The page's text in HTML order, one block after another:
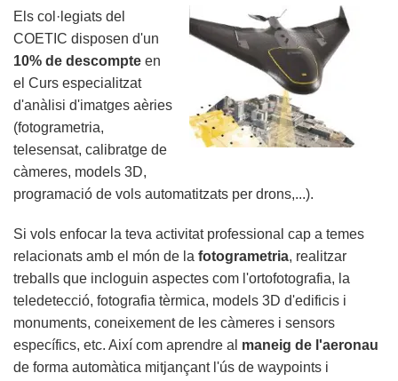
la
UOC
per
als
membres
del
COETIC
Els col·legiats del
COETIC disposen d'un
10% de descompte en
el Curs especialitzat
d'anàlisi d'imatges aèries
(fotogrametria,
telesensat, calibratge de
càmeres, models 3D,
programació de vols automatitzats per drons,...).
Si vols enfocar la teva activitat professional cap a temes
relacionats amb el món de la fotogrametria, realitzar
treballs que incloguin aspectes com l'ortofotografia, la
teledetecció, fotografia tèrmica, models 3D d'edificis i
monuments, coneixement de les càmeres i sensors
específics, etc. Així com aprendre al maneig de l'aeronau
de forma automàtica mitjançant l'ús de waypoints i